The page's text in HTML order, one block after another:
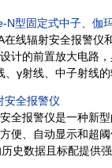
N型固定式中子、伽
在线辐射安全报警仪
计的前置放大电路
γ射线、中子射线
安全报警仪
全报警仪是一种新
便、自动显示和超
史数据且标配提供